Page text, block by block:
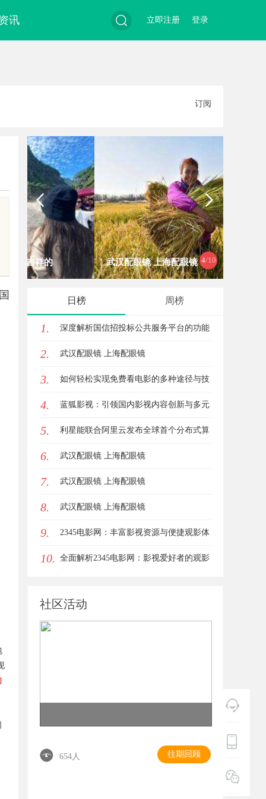
讯 登录
立即注册
订阅
国
4/10
武汉配眼镜 上海配眼镜
日榜 周榜
1. 深度解析国信招投标公共服务平台的功能
与优势
2. 武汉配眼镜 上海配眼镜
3. 如何轻松实现免费看电影的多种途径与技
巧分享
4. 蓝狐影视：引领国内影视内容创新与多元
化发展的先锋力量
5. 利星能联合阿里云发布全球首个分布式算
电协同解决方案
6. 武汉配眼镜 上海配眼镜
7. 武汉配眼镜 上海配眼镜
8. 武汉配眼镜 上海配眼镜
9. 2345电影网：丰富影视资源与便捷观影体
验的最佳选择
10. 全面解析2345电影网：影视爱好者的观影
社区活动
654人 往期回顾